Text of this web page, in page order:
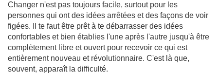
Changer n'est pas toujours facile, surtout pour les
personnes qui ont des idées arrêtées et des façons de voir
figées. Il te faut être prêt à te débarrasser des idées
confortables et bien établies l'une après l'autre jusqu'à être
complètement libre et ouvert pour recevoir ce qui est
entièrement nouveau et révolutionnaire. C'est là que,
souvent, apparaît la difficulté.